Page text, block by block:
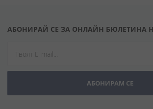
АБОНИРАЙ СЕ ЗА ОНЛАЙН БЮЛЕТИНА
АБОНИРАМ СЕ